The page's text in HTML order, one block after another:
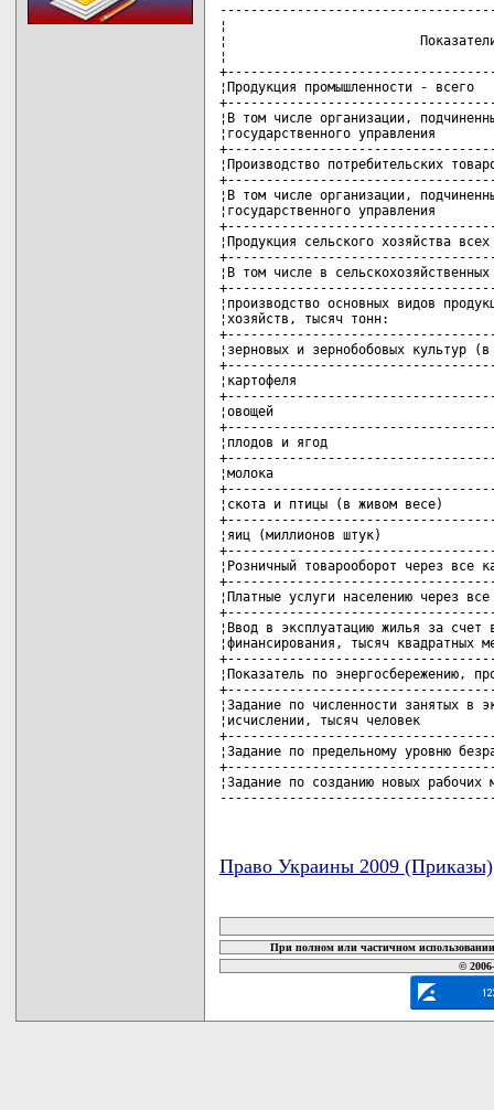
¦
¦
¦
¦Продукция промышленности
¦В том числе организации,
¦государственного
¦Производство
¦В том числе организации,
¦государственного
¦Продукция сельского хозяйства
¦В том числе в
¦производство основных видов
¦хозяйств, тысяч тонн:
¦зерновых и зернобобовых
¦картофеля
¦овощей
¦плодов и ягод
¦молока
¦скота и птицы (в живом
¦яиц (миллионов штук)
¦Розничный товарооборот через
¦Платные услуги населению
¦Ввод в эксплуатацию жилья за
¦финансирования, тысяч
¦Показатель по
¦Задание по численности
¦исчислении, тысяч
¦Задание по предельному уровню
¦Задание по созданию новых
Право Украины 2009 (Приказы)
При полном или частичном
©